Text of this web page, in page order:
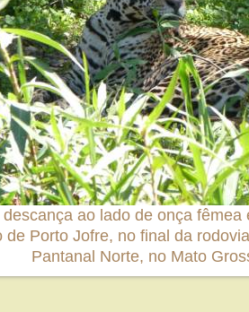
ao lado de onça fêmea
de Porto Jofre, no final da
Pantanal Norte, no Mato